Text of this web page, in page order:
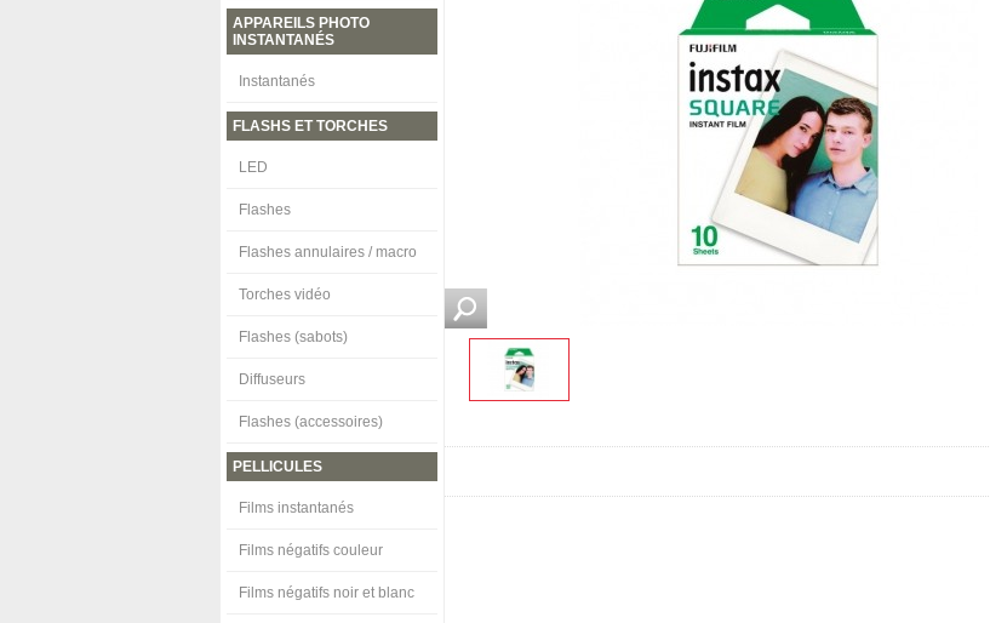
APPAREILS PHOTO
INSTANTANÉS
Instantanés
FLASHS ET TORCHES
LED
Flashes
Flashes annulaires / macro
Torches vidéo
Flashes (sabots)
Diffuseurs
Flashes (accessoires)
PELLICULES
Films instantanés
Films négatifs couleur
Films négatifs noir et blanc